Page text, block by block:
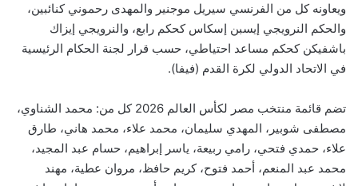
ويعاونه كل من الفرنسي سيريل موجنير والمهدى رحموني كنائبين،
والحكم النرويجي إيسبن إسكاس كحكم رابع، والنرويجي إيزاك
باشفيكن كحكم مساعد احتياطي، حسب قرار لجنة الحكام الرئيسية
في الاتحاد الدولي لكرة القدم (فيفا).
تضم قائمة منتخب مصر لكأس العالم 2026 كل من: محمد الشناوي،
مصطفى شوبير، المهدي سليمان، محمد علاء، محمد هاني، طارق
علاء، حمدي فتحي، رامي ربيعة، ياسر إبراهيم، حسام عبد المجيد،
محمد عبد المنعم، أحمد فتوح، كريم حافظ، مروان عطية، مهند